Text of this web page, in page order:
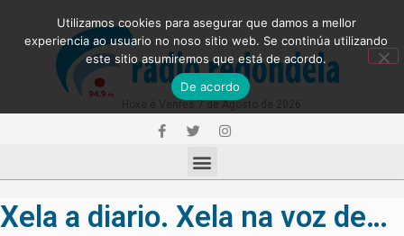
Xela a diario. Xela na voz de…
Utilizamos cookies para asegurar que damos a mellor
experiencia ao usuario no noso sitio web. Se continúa utilizando
este sitio asumiremos que está de acordo.
De acordo